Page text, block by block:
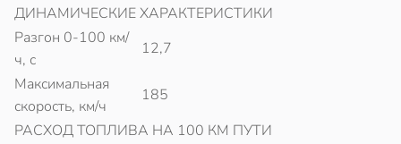
ДИНАМИЧЕСКИЕ ХАРАКТЕРИСТИКИ
Разгон 0-100 км/
ч, с
12,7
Максимальная
скорость, км/ч
185
РАСХОД ТОПЛИВА НА 100 КМ ПУТИ